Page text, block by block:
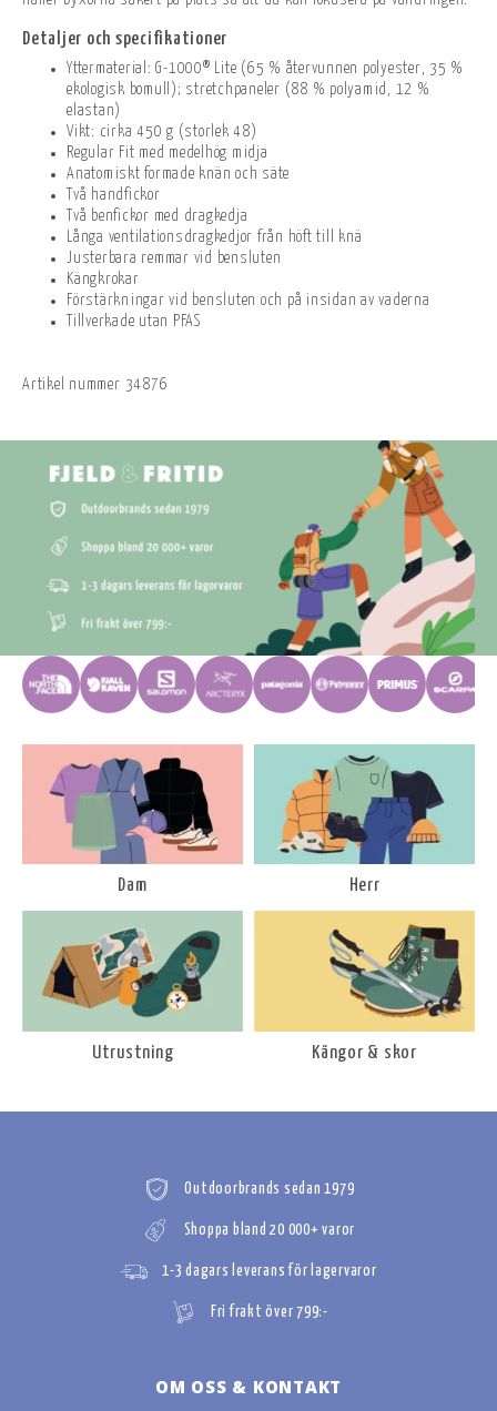
Detaljer och specifikationer
Yttermaterial: G-1000® Lite (65 % återvunnen polyester, 35 %
ekologisk bomull); stretchpaneler (88 % polyamid, 12 %
elastan)
Vikt: cirka 450 g (storlek 48)
Regular Fit med medelhög midja
Anatomiskt formade knän och säte
Två handfickor
Två benfickor med dragkedja
Långa ventilationsdragkedjor från höft till knä
Justerbara remmar vid bensluten
Kängkrokar
Förstärkningar vid bensluten och på insidan av vaderna
Tillverkade utan PFAS
Artikel nummer 34876
Dam Herr
Utrustning Kängor & skor
Outdoorbrands sedan 1979
Shoppa bland 20 000+ varor
1-3 dagars leverans för lagervaror
Fri frakt över 799:-
OM OSS & KONTAKT